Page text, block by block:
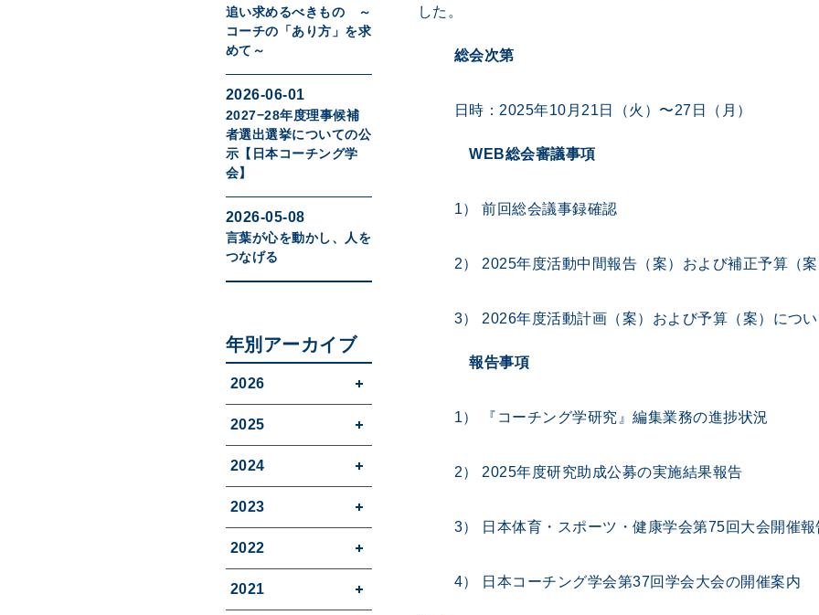
した。
総会次第
日時：2025年10月21日（火）〜27日（月）
WEB総会審議事項
1） 前回総会議事録確認
2） 2025年度活動中間報告（案）および補正予算（
3） 2026年度活動計画（案）および予算（案）につい
報告事項
1） 『コーチング学研究』編集業務の進捗状況
2） 2025年度研究助成公募の実施結果報告
3） ⽇本体育・スポーツ・健康学会第75回⼤会開催報
4） ⽇本コーチング学会第37回学会⼤会の開催案内
追い求めるべきもの ～
コーチの「あり方」を求
めて～
2026-06-01
2027−28年度理事候補
者選出選挙についての公
示【日本コーチング学
会】
2026-05-08
言葉が心を動かし、人を
つなげる
年別アーカイブ
2026
2025
2024
2023
2022
2021